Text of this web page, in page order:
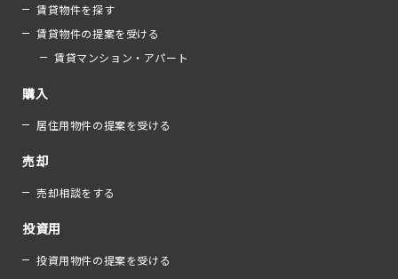
賃貸物件を探す
賃貸物件の提案を受ける
賃貸マンション・アパート
購入
居住用物件の提案を受ける
売却
売却相談をする
投資用
投資用物件の提案を受ける